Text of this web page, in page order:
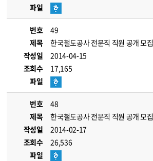
파일
번호
49
제목
한국철도공사 전문직 직원 공개 모집
작성일
2014-04-15
조회수
17,165
파일
번호
48
제목
한국철도공사 전문직 직원 공개 모집
작성일
2014-02-17
조회수
26,536
파일